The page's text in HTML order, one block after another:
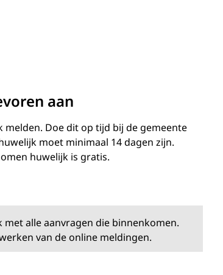
aan
Doe dit op tijd bij de gemeente
moet minimaal 14 dagen zijn.
huwelijk is gratis.
alle aanvragen die binnenkomen.
van de online meldingen.